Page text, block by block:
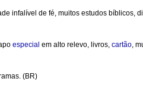
infalível de fé, muitos estudos bíblicos,
especial em alto relevo, livros, cartão,
(BR)